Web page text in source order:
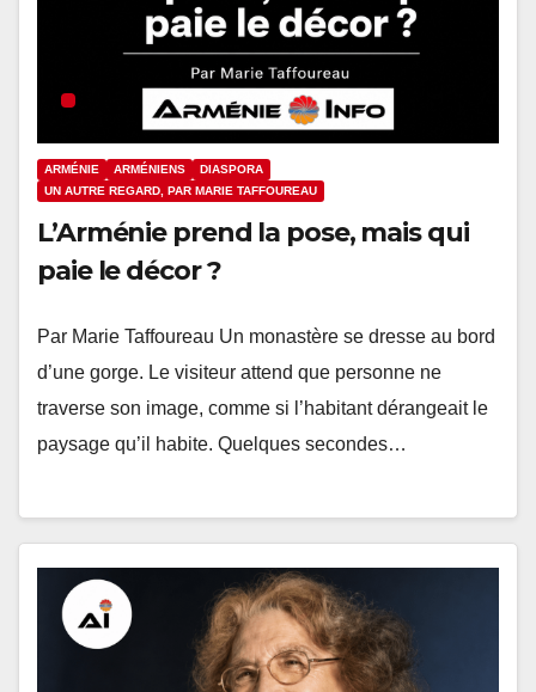
ARMÉNIE ARMÉNIENS
DIASPORA
UN AUTRE REGARD, PAR MARIE TAFFOUREAU
L’Arménie prend la pose, mais qui
paie le décor ?
Par Marie Taffoureau Un monastère se dresse au bord
d’une gorge. Le visiteur attend que personne ne
traverse son image, comme si l’habitant dérangeait le
paysage qu’il habite. Quelques secondes…